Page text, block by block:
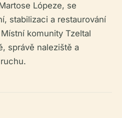
Lópeze, se
stabilizaci a restaurování
komunity Tzeltal
správě naleziště a